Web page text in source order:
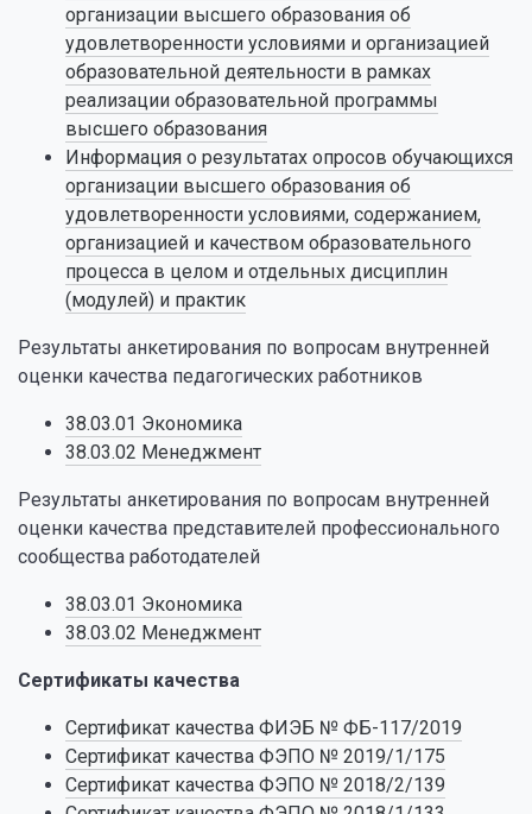
организации высшего образования об
удовлетворенности условиями и организацией
образовательной деятельности в рамках
реализации образовательной программы
высшего образования
Информация о результатах опросов обучающихся
организации высшего образования об
удовлетворенности условиями, содержанием,
организацией и качеством образовательного
процесса в целом и отдельных дисциплин
(модулей) и практик
Результаты анкетирования по вопросам внутренней
оценки качества педагогических работников
38.03.01 Экономика
38.03.02 Менеджмент
Результаты анкетирования по вопросам внутренней
оценки качества представителей профессионального
сообщества работодателей
38.03.01 Экономика
38.03.02 Менеджмент
Сертификаты качества
Сертификат качества ФИЭБ № ФБ-117/2019
Сертификат качества ФЭПО № 2019/1/175
Сертификат качества ФЭПО № 2018/2/139